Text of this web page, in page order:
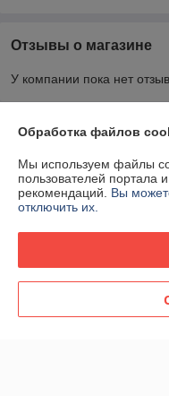
Отзывы о магазине
У компании пока нет
О нас
Контакты
Доставка и оплата
Обработка файлов
Мы используем файлы
пользователей портала
рекомендаций. Вы
отключить их.